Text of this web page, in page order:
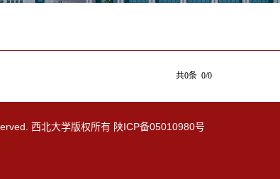
共0条 0/0
西北大学版权所有 陕ICP备05010980号